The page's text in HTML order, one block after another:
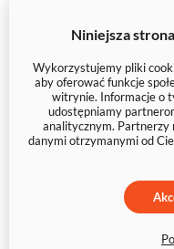
Niniejsza
Wykorzystujemy pliki
aby oferować funkcje
witrynie. Informacje o
udostępniamy
analitycznym. Partnerzy
danymi otrzymanymi od